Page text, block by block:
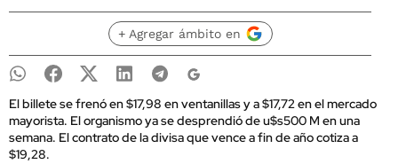
+ Agregar ámbito en
El billete se frenó en $17,98 en ventanillas y a $17,72 en el mercado
mayorista. El organismo ya se desprendió de u$s500 M en una
semana. El contrato de la divisa que vence a fin de año cotiza a
$19,28.